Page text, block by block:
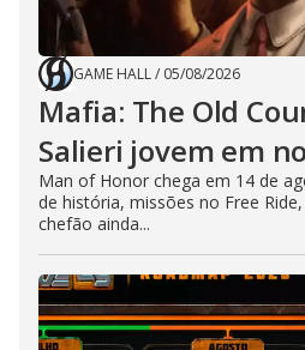
GAME HALL/ 05/08/2026
Mafia: The Old
Salieri jovem em
Man of Honor chega em 14 de
de história, missões no Free
chefão ainda...